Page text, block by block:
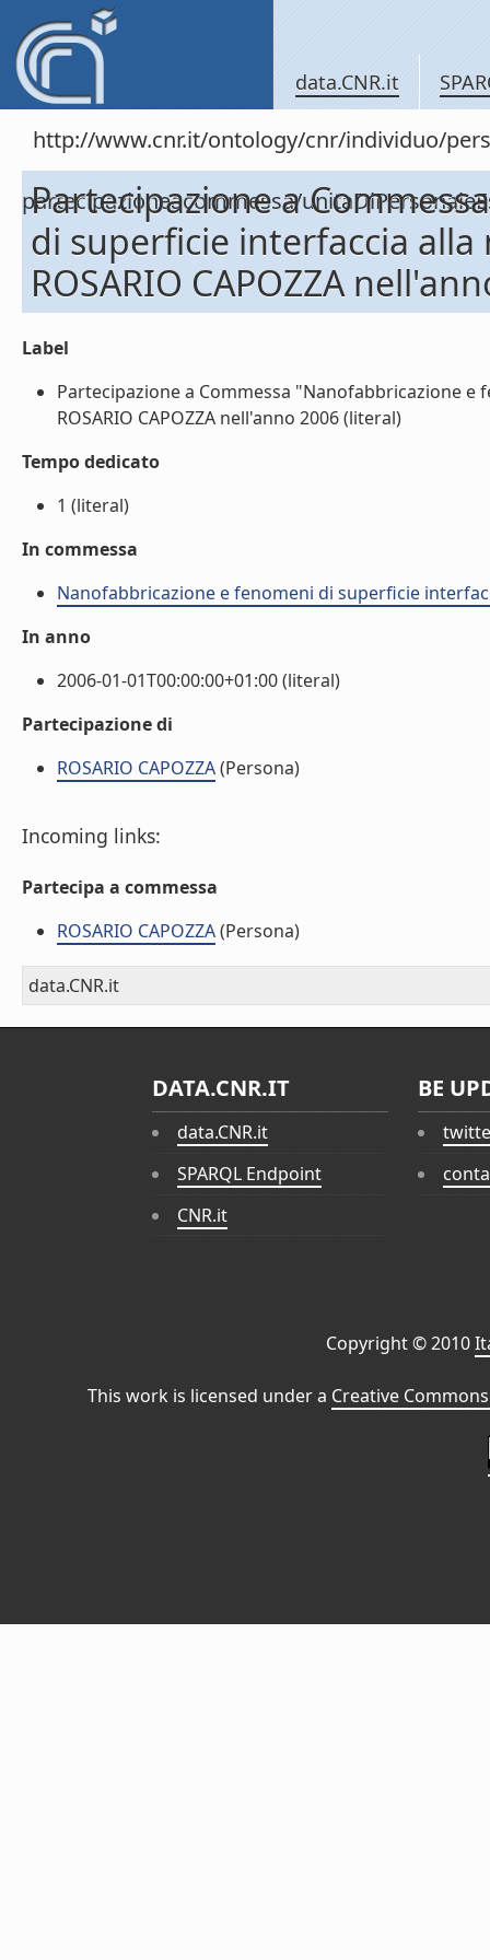
data.CNR.it
http://www.cnr.it/ontology/cnr/individuo/
partecipazioneacommessa/
Partecipazione a
di superficie interfaccia alla
ROSARIO CAPOZZA
Label
Partecipazione a Commessa "Nanofabbricazione e
ROSARIO CAPOZZA nell'anno 2006 (literal)
Tempo dedicato
1 (literal)
In commessa
Nanofabbricazione e fenomeni di superficie
In anno
2006-01-01T00:00:00+01:00 (literal)
Partecipazione di
ROSARIO CAPOZZA(Persona)
Incoming links:
Partecipa a commessa
ROSARIO CAPOZZA(Persona)
data.CNR.it
DATA.CNR.IT
data.CNR.it
SPARQL Endpoint
CNR.it
BE
Copyright © 2010
This work is licensed under a Creative